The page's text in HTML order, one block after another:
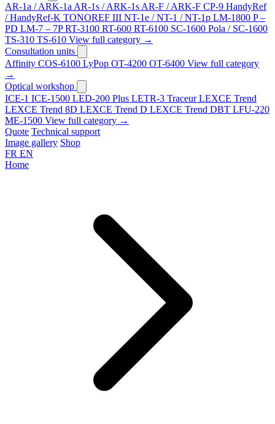
AR-1a / ARK-1a AR-1s / ARK-1s AR-F / ARK-F CP-9 HandyRef
/ HandyRef-K TONOREF III NT-1e / NT-1 / NT-1p LM-1800 P –
PD LM-7 – 7PRT-3100 RT-600 RT-6100 SC-1600 Pola / SC-1600
TS-310 TS-610 View full category →
Consultation units
Affinity COS-6100 LyPop OT-4200 OT-6400 View full category
→
Optical workshop
ICE-1 ICE-1500 LED-200 Plus LETR-3 Traceur LEXCE Trend
LEXCE Trend 8D LEXCE Trend D LEXCE Trend DBT LFU-220
ME-1500 View full category →
Quote Technical support
Image gallery Shop
FR EN
Home